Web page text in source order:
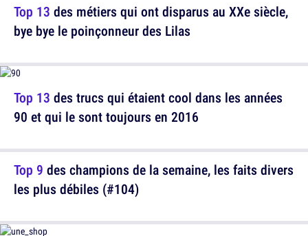
Top 13 des trucs qui étaient cool dans les années
90 et qui le sont toujours en 2016
Top 13 des métiers qui ont disparus au XXe siècle,
bye bye le poinçonneur des Lilas
Top 9 des champions de la semaine, les faits divers
les plus débiles (#104)